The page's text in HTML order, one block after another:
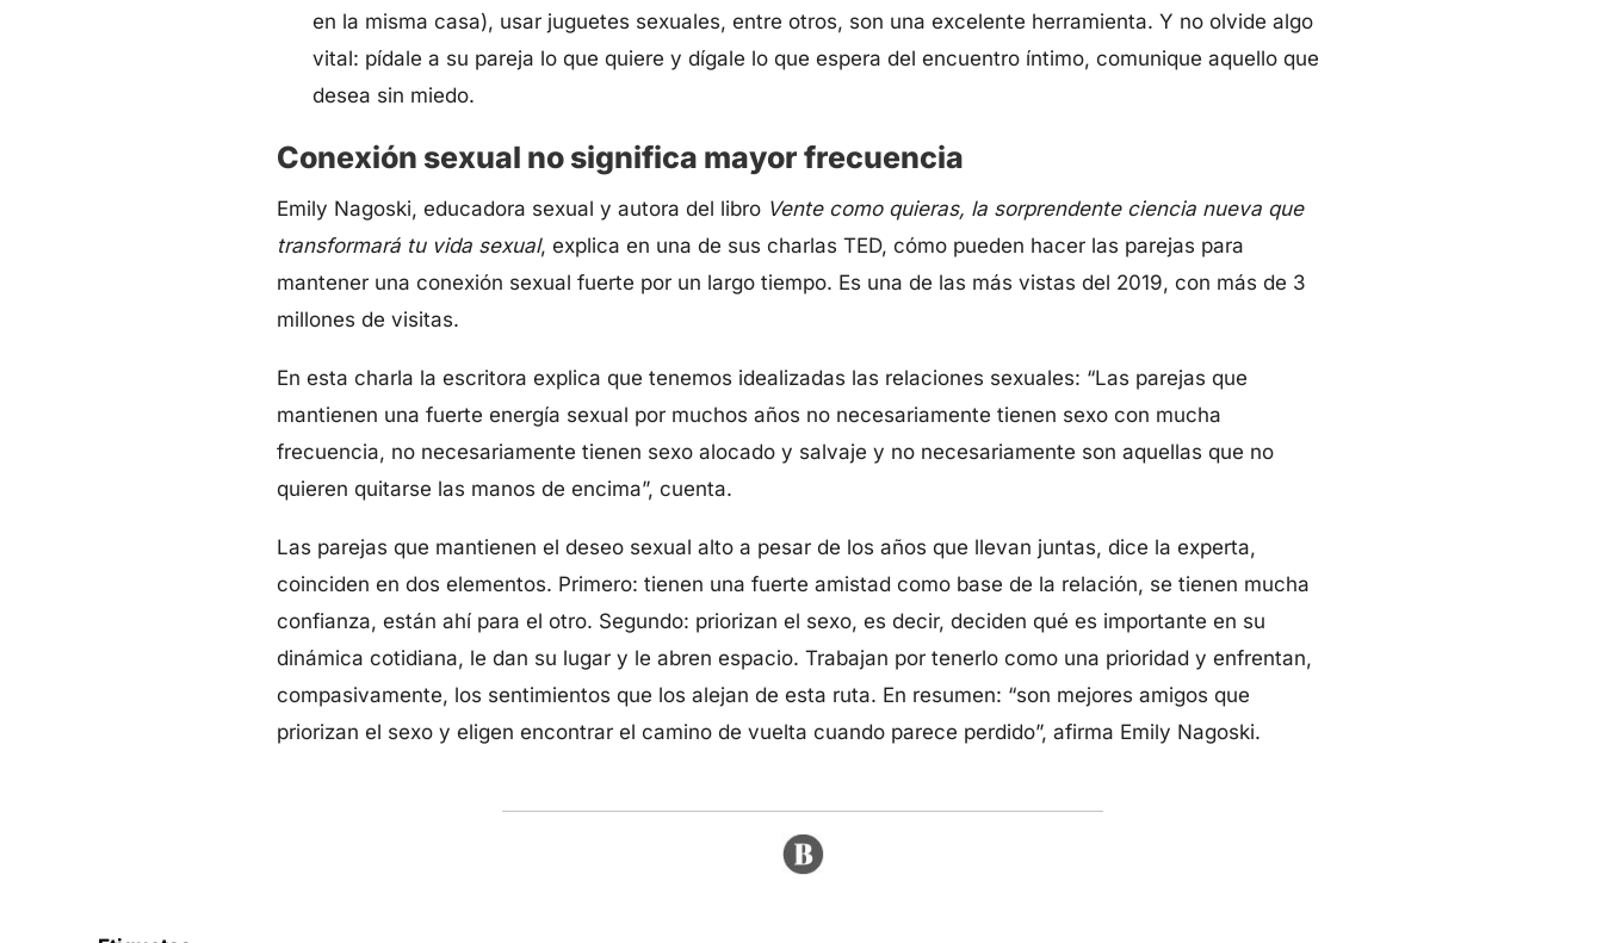
en la misma casa), usar juguetes sexuales, entre otros, son una excelente herramienta. Y no olvide algo
vital: pídale a su pareja lo que quiere y dígale lo que espera del encuentro íntimo, comunique aquello que
desea sin miedo.
Conexión sexual no significa mayor frecuencia
Emily Nagoski, educadora sexual y autora del libro Vente como quieras, la sorprendente ciencia nueva que
transformará tu vida sexual, explica en una de sus charlas TED, cómo pueden hacer las parejas para
mantener una conexión sexual fuerte por un largo tiempo. Es una de las más vistas del 2019, con más de 3
millones de visitas.
En esta charla la escritora explica que tenemos idealizadas las relaciones sexuales: “Las parejas que
mantienen una fuerte energía sexual por muchos años no necesariamente tienen sexo con mucha
frecuencia, no necesariamente tienen sexo alocado y salvaje y no necesariamente son aquellas que no
quieren quitarse las manos de encima”, cuenta.
Las parejas que mantienen el deseo sexual alto a pesar de los años que llevan juntas, dice la experta,
coinciden en dos elementos. Primero: tienen una fuerte amistad como base de la relación, se tienen mucha
confianza, están ahí para el otro. Segundo: priorizan el sexo, es decir, deciden qué es importante en su
dinámica cotidiana, le dan su lugar y le abren espacio. Trabajan por tenerlo como una prioridad y enfrentan,
compasivamente, los sentimientos que los alejan de esta ruta. En resumen: “son mejores amigos que
priorizan el sexo y eligen encontrar el camino de vuelta cuando parece perdido”, afirma Emily Nagoski.